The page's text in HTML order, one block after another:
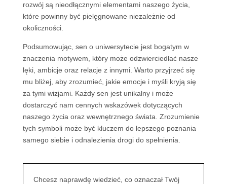
rozwój są nieodłącznymi elementami naszego życia,
które powinny być pielęgnowane niezależnie od
okoliczności.
Podsumowując, sen o uniwersytecie jest bogatym w
znaczenia motywem, który może odzwierciedlać nasze
lęki, ambicje oraz relacje z innymi. Warto przyjrzeć się
mu bliżej, aby zrozumieć, jakie emocje i myśli kryją się
za tymi wizjami. Każdy sen jest unikalny i może
dostarczyć nam cennych wskazówek dotyczących
naszego życia oraz wewnętrznego świata. Zrozumienie
tych symboli może być kluczem do lepszego poznania
samego siebie i odnalezienia drogi do spełnienia.
Chcesz naprawdę wiedzieć, co oznaczał Twój